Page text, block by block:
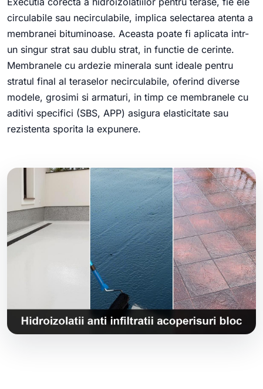
circulabile sau necirculabile, implica selectarea atenta a
membranei bituminoase. Aceasta poate fi aplicata intr-
un singur strat sau dublu strat, in functie de cerinte.
Membranele cu ardezie minerala sunt ideale pentru
stratul final al teraselor necirculabile, oferind diverse
modele, grosimi si armaturi, in timp ce membranele cu
aditivi specifici (SBS, APP) asigura elasticitate sau
rezistenta sporita la expunere.